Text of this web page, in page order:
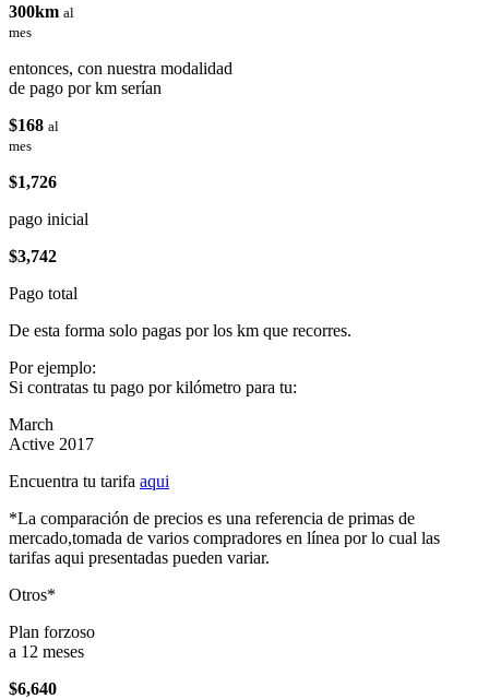
300km al
mes
entonces, con nuestra modalidad
de pago por km serían
$168 al
mes
$1,726
pago inicial
$3,742
Pago total
De esta forma solo pagas por los km que recorres.
Por ejemplo:
Si contratas tu pago por kilómetro para tu:
March
Active 2017
Encuentra tu tarifa aqui
*La comparación de precios es una referencia de primas de
mercado,tomada de varios compradores en línea por lo cual las
tarifas aqui presentadas pueden variar.
Otros*
Plan forzoso
a 12 meses
$6,640